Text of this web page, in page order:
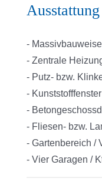
Ausstattung
- Massivbauweise
- Zentrale
- Putz- bzw.
-
-
- Fliesen- bzw.
- Gartenbereich /
- Vier Garagen /